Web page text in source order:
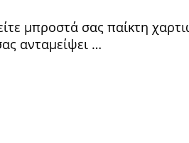
μπροστά σας παί­κτη
ανταμείψει …